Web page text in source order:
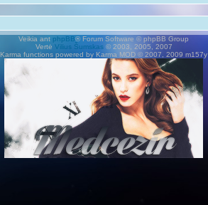
Veikia ant phpBB® Forum Software © phpBB Group
Vertė Vilius Šumskas© 2003, 2005, 2007
Karma functions powered by Karma MOD © 2007, 2009 m157y